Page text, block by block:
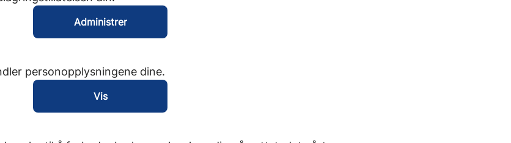
Administrer
personopplysningene dine.
Vis